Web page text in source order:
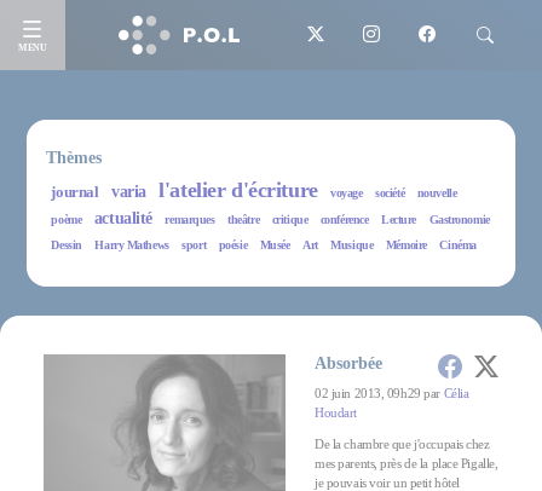
MENU
Thèmes
journal
varia l'atelier d'écriture voyage société
nouvelle
poème
actualité remarques theâtre critique conférence Lecture
Gastronomie
Dessin
Harry Mathews sport poésie Musée Art Musique Mémoire Cinéma
Absorbée
02 juin 2013, 09h29 par Célia
Houdart
De la chambre que j'occupais chez
mes parents, près de la place Pigalle,
je pouvais voir un petit hôtel